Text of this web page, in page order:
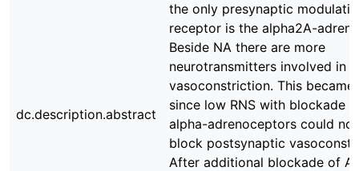
dc.description.abstract
the only presynaptic
receptor is the alpha2A-
Beside NA there are more
neurotransmitters involved in
vasoconstriction. This became
since low RNS with blockade
alpha-adrenoceptors could
block postsynaptic
After additional blockade of